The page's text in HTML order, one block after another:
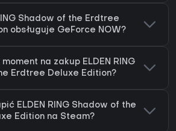
Shadow of the Erdtree
obsługuje GeForce NOW?
na zakup ELDEN RING
Erdtree Deluxe Edition?
ELDEN RING Shadow of the
Edition na Steam?